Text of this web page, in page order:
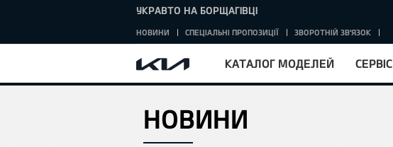
КАТАЛОГ МОДЕЛЕЙ СЕРВІС
УКРАВТО НА БОРЩАГІВЦІ
НОВИНИ СПЕЦІАЛЬНІ ПРОПОЗИЦІЇ ЗВОРОТНІЙ ЗВ'ЯЗОК
НОВИНИ